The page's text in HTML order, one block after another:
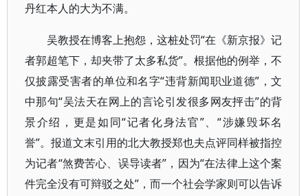
丹红本人的大为不满。
吴教授在博客上抱怨，这桩处罚“在《新京报》记
者郭超笔下，却夹带了太多私货”。根据他的例举，不
仅披露受害者的单位和名字“违背新闻职业道德”，文
中那句“吴法天在网上的言论引发很多网友抨击”的背
景介绍，更是如同“记者化身法官”、“涉嫌毁坏名
誉”。报道文末引用的北大教授郑也夫点评同样被指控
为记者“煞费苦心、误导读者”，因为“在法律上这个案
件完全没有可辩驳之处”，而一个社会学家则可以告诉